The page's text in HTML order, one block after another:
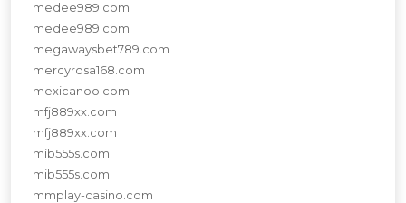
medee989.com
medee989.com
megawaysbet789.com
mercyrosa168.com
mexicanoo.com
mfj889xx.com
mfj889xx.com
mib555s.com
mib555s.com
mmplay-casino.com